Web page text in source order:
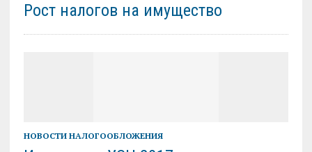
Рост налогов на имущество
НОВОСТИ НАЛОГООБЛОЖЕНИЯ